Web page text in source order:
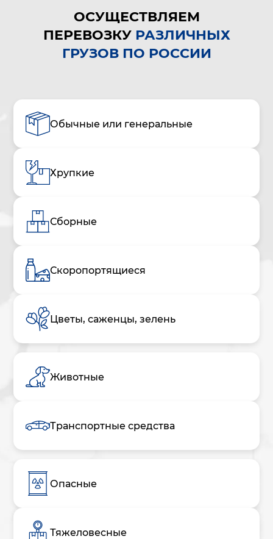
ОСУЩЕСТВЛЯЕМ
ПЕРЕВОЗКУРАЗЛИЧНЫХ
ГРУЗОВ ПО РОССИИ
Обычные или генеральные
Хрупкие
Сборные
Скоропортящиеся
Цветы, саженцы, зелень
Животные
Транспортные средства
Опасные
Тяжеловесные